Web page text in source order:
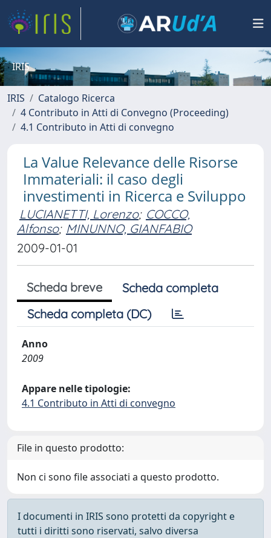
IRIS
IRIS
Catalogo Ricerca
4 Contributo in Atti di Convegno (Proceeding)
4.1 Contributo in Atti di convegno
La Value Relevance delle Risorse
Immateriali: il caso degli
investimenti in Ricerca e Sviluppo
LUCIANETTI, Lorenzo; COCCO,
Alfonso; MINUNNO, GIANFABIO
2009-01-01
Scheda breve
Scheda completa
Scheda completa (DC)
Anno
2009
Appare nelle tipologie:
4.1 Contributo in Atti di convegno
File in questo prodotto:
Non ci sono file associati a questo prodotto.
I documenti in IRIS sono protetti da copyright e
tutti i diritti sono riservati, salvo diversa